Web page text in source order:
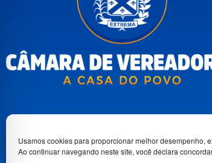
Usamos cookies para proporcionar melhor desempenho,
Ao continuar navegando neste site, você declara